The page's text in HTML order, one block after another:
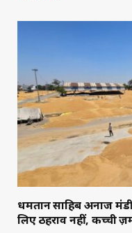
धमतान साहिब अनाज
लिए ठहराव नहीं, कच्ची